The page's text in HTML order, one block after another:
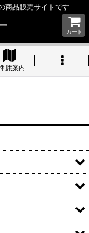
商品販売サイトです
カート
用案内